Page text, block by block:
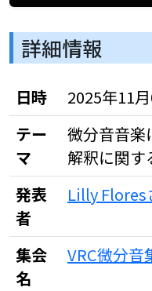
詳細情報
日時
2025年11
テー
マ
微分音音楽
解釈に関す
発表
者
Lilly Flores
集会
名
VRC微分音